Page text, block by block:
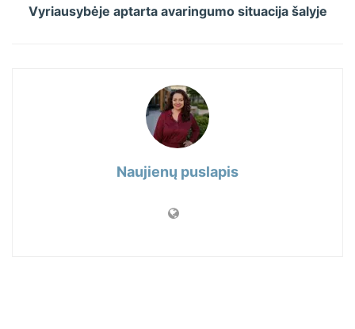
Vyriausybėje aptarta avaringumo situacija šalyje
Naujienų puslapis